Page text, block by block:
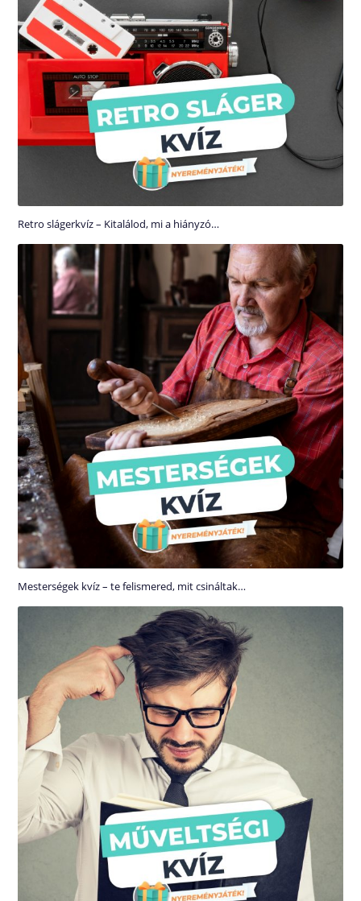
Retro slágerkvíz – Kitalálod, mi a hiányzó…
Mesterségek kvíz – te felismered, mit csináltak…